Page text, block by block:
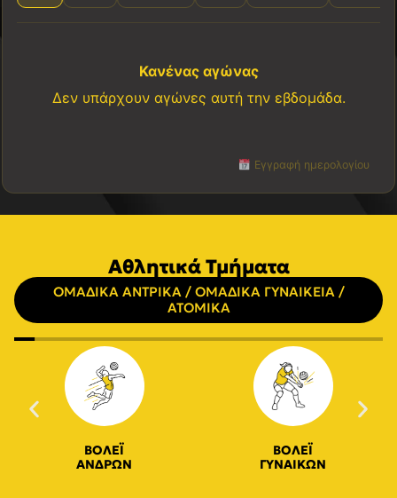
Κανένας αγώνας
Δεν υπάρχουν αγώνες αυτή την εβδομάδα.
Εγγραφή ημερολογίου
Αθλητικά Τμήματα
ΟΜΑΔΙΚΑ ΑΝΤΡΙΚΑ / ΟΜΑΔΙΚΑ ΓΥΝΑΙΚΕΙΑ /
ΑΤΟΜΙΚΑ
ΒΟΛΕΪ
ΑΝΔΡΩΝ
ΒΟΛΕΪ
ΓΥΝΑΙΚΩΝ